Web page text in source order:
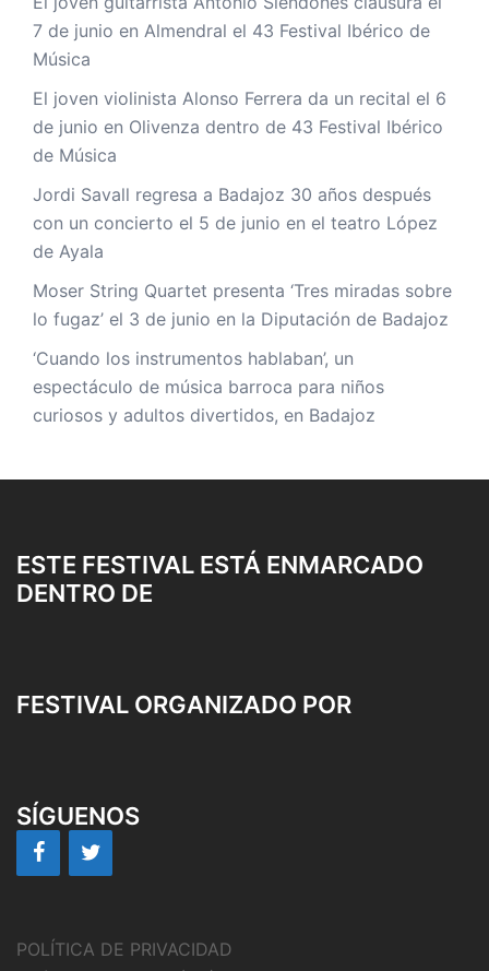
7 de junio en Almendral el 43 Festival Ibérico de
Música
El joven violinista Alonso Ferrera da un recital el 6
de junio en Olivenza dentro de 43 Festival Ibérico
de Música
Jordi Savall regresa a Badajoz 30 años después
con un concierto el 5 de junio en el teatro López
de Ayala
Moser String Quartet presenta ‘Tres miradas sobre
lo fugaz’ el 3 de junio en la Diputación de Badajoz
‘Cuando los instrumentos hablaban’, un
espectáculo de música barroca para niños
curiosos y adultos divertidos, en Badajoz
ESTE FESTIVAL ESTÁ ENMARCADO
DENTRO DE
FESTIVAL ORGANIZADO POR
SÍGUENOS
POLÍTICA DE PRIVACIDAD